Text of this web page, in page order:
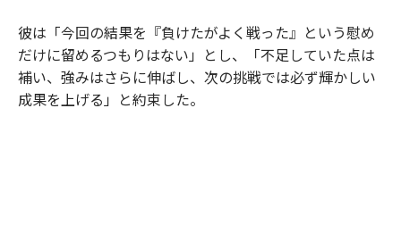
彼は「今回の結果を『負けたがよく戦った』という慰め
だけに留めるつもりはない」とし、「不足していた点は
補い、強みはさらに伸ばし、次の挑戦では必ず輝かしい
成果を上げる」と約束した。